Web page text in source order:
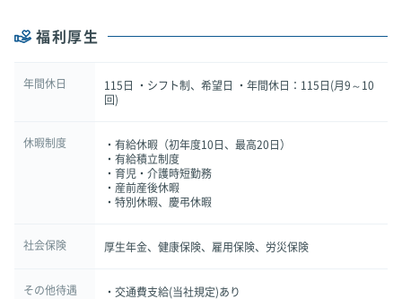
福利厚生
年間休日
115日 ・シフト制、希望日 ・年間休日：115日(月9～10
回)
休暇制度
・有給休暇（初年度10日、最高20日）
・有給積立制度
・育児・介護時短勤務
・産前産後休暇
・特別休暇、慶弔休暇
社会保険 厚生年金、健康保険、雇用保険、労災保険
その他待遇
・交通費支給(当社規定)あり